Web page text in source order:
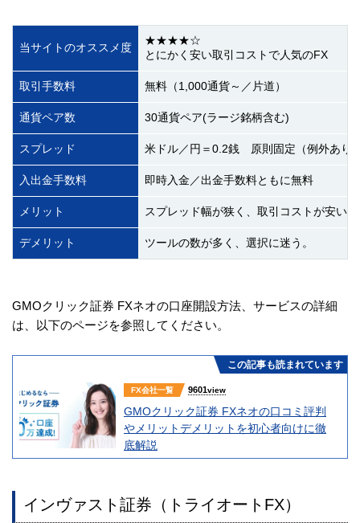
当サイトのオススメ度
★★★★☆
とにかく安い取引コストで人気のFX
取引手数料 無料（1,000通貨～／片道）
通貨ペア数 30通貨ペア(ラージ銘柄含む)
スプレッド 米ドル／円＝0.2銭 原則固定（例外あり
入出金手数料 即時入金／出金手数料ともに無料
メリット スプレッド幅が狭く、取引コストが安い。
デメリット ツールの数が多く、選択に迷う。
GMOクリック証券 FXネオの口座開設方法、サービスの詳細
は、以下のページを参照してください。
この記事も読まれています
FX会社一覧 9601view
GMOクリック証券 FXネオの口コミ評判
やメリットデメリットを初心者向けに徹
底解説
インヴァスト証券（トライオートFX）